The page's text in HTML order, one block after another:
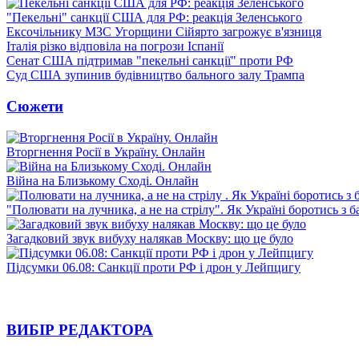
"Пекельні" санкції США для РФ: реакція Зеленського
Ексочільнику МЗС Угорщини Сійярто загрожує в'язниця
Італія різко відповіла на погрози Іспанії
Сенат США підтримав "пекельні санкції" проти РФ
Суд США зупинив будівництво бального залу Трампа
Сюжети
Вторгнення Росії в Україну. Онлайн
Війна на Близькому Сході. Онлайн
"Полювати на лучника, а не на стрілу". Як Україні боротись з
Загадковий звук вибуху налякав Москву: що це було
Підсумки 06.08: Санкції проти РФ і дрон у Лейпцигу
ВИБІР РЕДАКТОРА